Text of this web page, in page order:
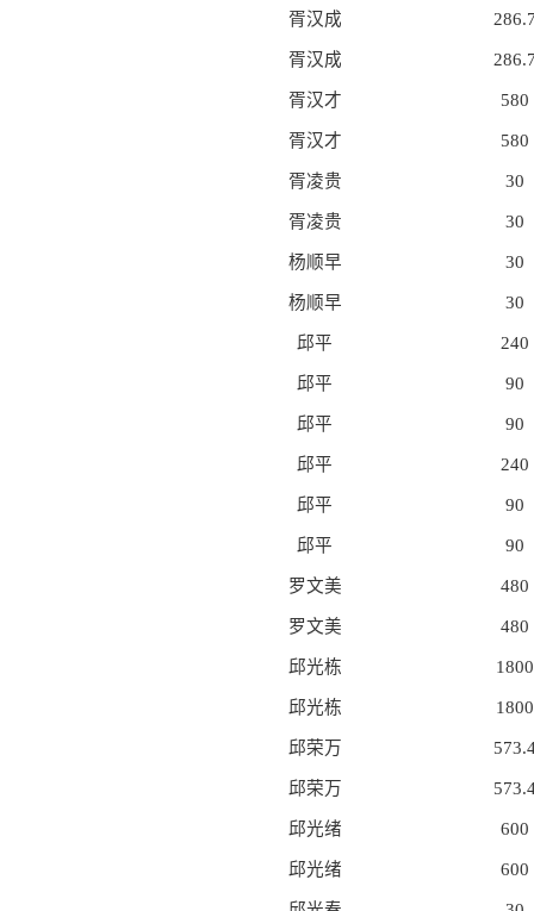
胥汉成
胥汉成
胥汉才 580
胥汉才 580
胥凌贵 30
胥凌贵 30
杨顺早 30
杨顺早 30
邱平 240
邱平 90
邱平 90
邱平 240
邱平 90
邱平 90
罗文美 480
罗文美 480
邱光栋 1800
邱光栋 1800
邱荣万
邱荣万
邱光绪 600
邱光绪 600